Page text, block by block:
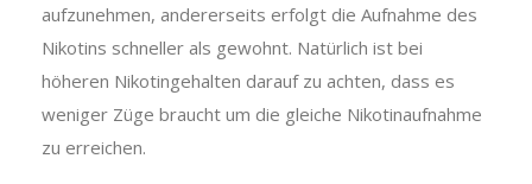
aufzunehmen, andererseits erfolgt die Aufnahme des
Nikotins schneller als gewohnt. Natürlich ist bei
höheren Nikotingehalten darauf zu achten, dass es
weniger Züge braucht um die gleiche Nikotinaufnahme
zu erreichen.